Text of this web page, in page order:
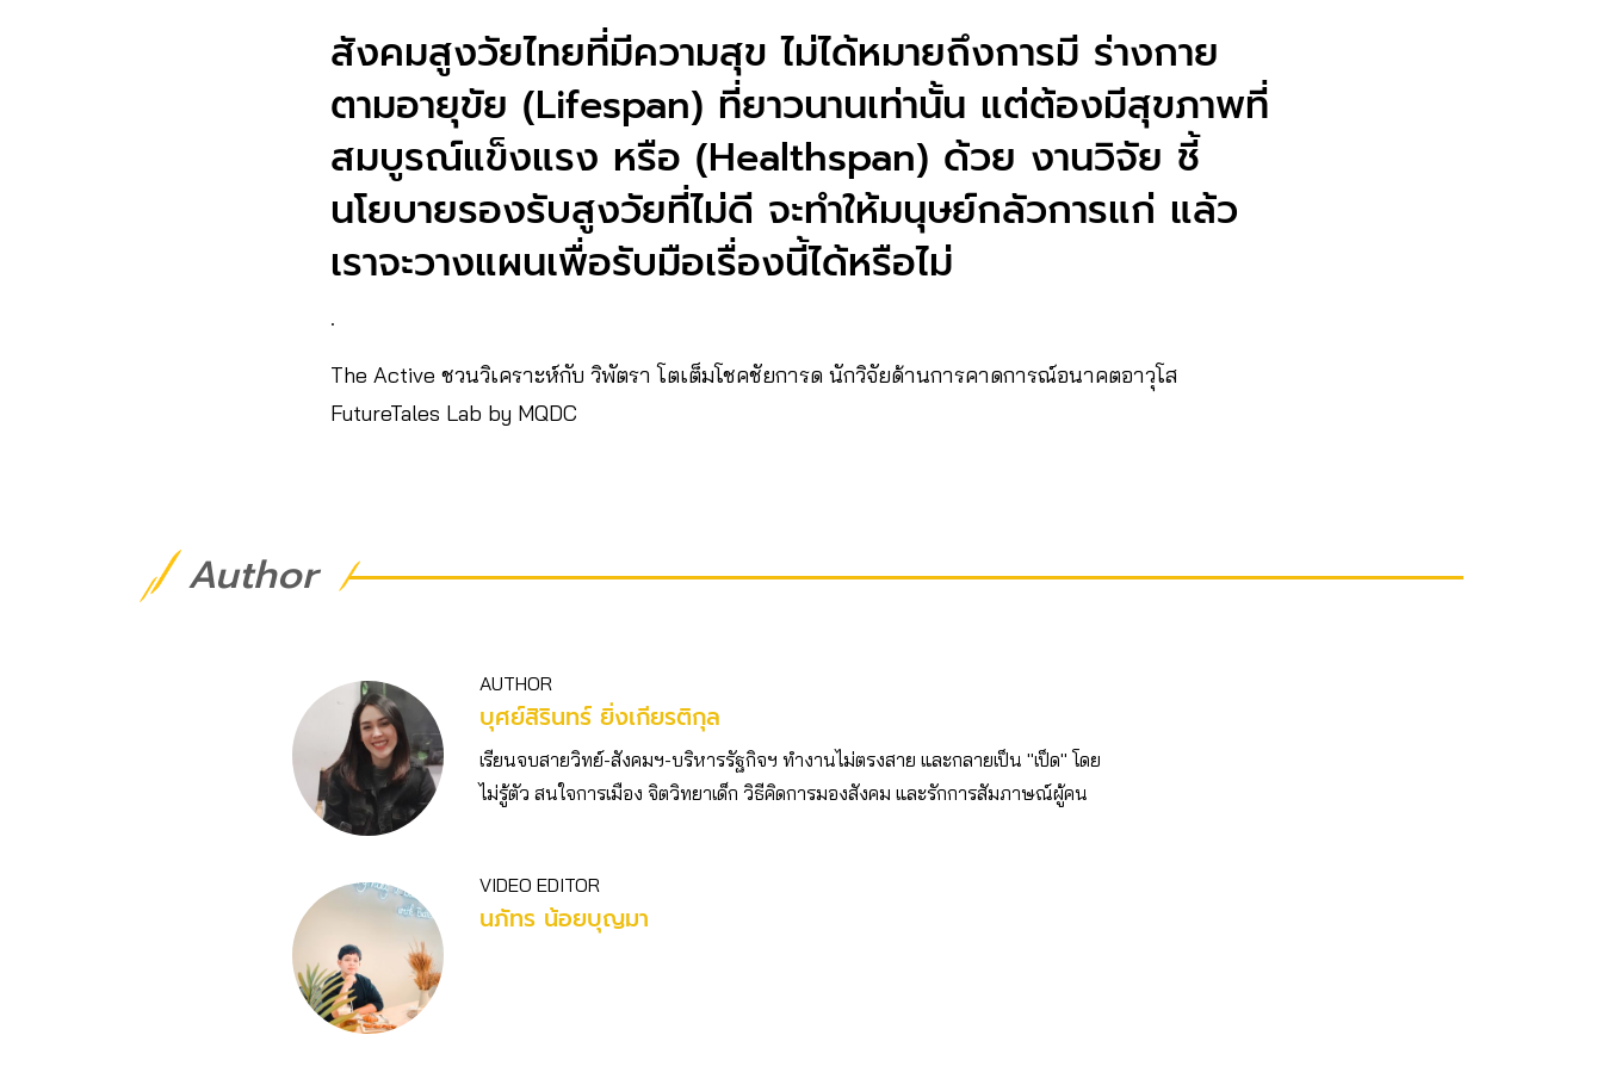
สังคมสูงวัยไทยที่มีความสุข ไม่ได้หมายถึงการมี ร่างกาย
ตามอายุขัย (Lifespan) ที่ยาวนานเท่านั้น แต่ต้องมีสุขภาพที่
สมบูรณ์แข็งแรง หรือ (Healthspan) ด้วย งานวิจัย ชี้
นโยบายรองรับสูงวัยที่ไม่ดี จะทำให้มนุษย์กลัวการแก่ แล้ว
เราจะวางแผนเพื่อรับมือเรื่องนี้ได้หรือไม่
.
The Active ชวนวิเคราะห์กับ วิพัตรา โตเต็มโชคชัยการด นักวิจัยด้านการคาดการณ์อนาคตอาวุโส
FutureTales Lab by MQDC
Author
AUTHOR
บุศย์สิรินทร์ ยิ่งเกียรติกุล
เรียนจบสายวิทย์-สังคมฯ-บริหารรัฐกิจฯ ทำงานไม่ตรงสาย และกลายเป็น "เป็ด" โดย
ไม่รู้ตัว สนใจการเมือง จิตวิทยาเด็ก วิธีคิดการมองสังคม และรักการสัมภาษณ์ผู้คน
VIDEO EDITOR
นภัทร น้อยบุญมา